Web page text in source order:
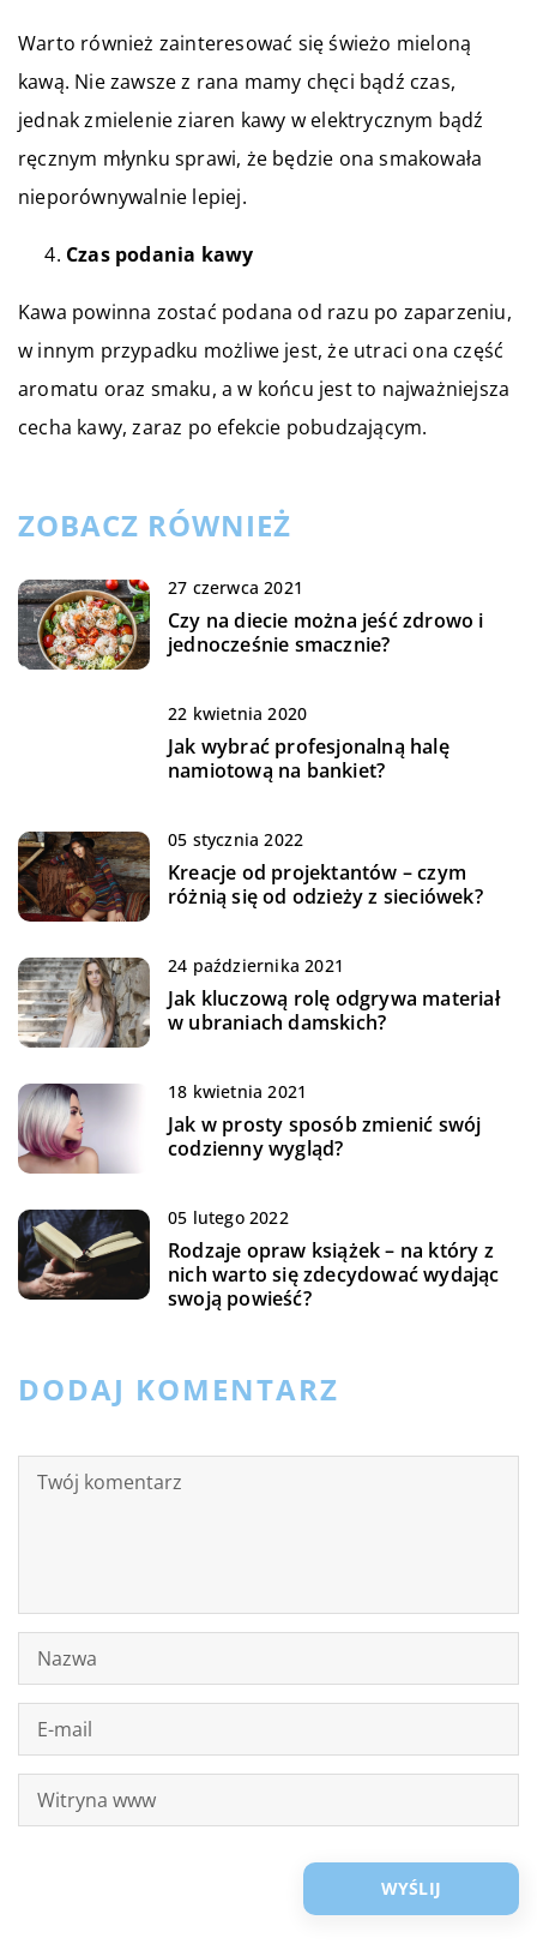
Warto również zainteresować się świeżo mieloną
kawą. Nie zawsze z rana mamy chęci bądź czas,
jednak zmielenie ziaren kawy w elektrycznym bądź
ręcznym młynku sprawi, że będzie ona smakowała
nieporównywalnie lepiej.
Czas podania kawy
Kawa powinna zostać podana od razu po zaparzeniu,
w innym przypadku możliwe jest, że utraci ona część
aromatu oraz smaku, a w końcu jest to najważniejsza
cecha kawy, zaraz po efekcie pobudzającym.
ZOBACZ RÓWNIEŻ
27 czerwca 2021
Czy na diecie można jeść zdrowo i
jednocześnie smacznie?
22 kwietnia 2020
Jak wybrać profesjonalną halę
namiotową na bankiet?
05 stycznia 2022
Kreacje od projektantów – czym
różnią się od odzieży z sieciówek?
24 października 2021
Jak kluczową rolę odgrywa materiał
w ubraniach damskich?
18 kwietnia 2021
Jak w prosty sposób zmienić swój
codzienny wygląd?
05 lutego 2022
Rodzaje opraw książek – na który z
nich warto się zdecydować wydając
swoją powieść?
DODAJ KOMENTARZ